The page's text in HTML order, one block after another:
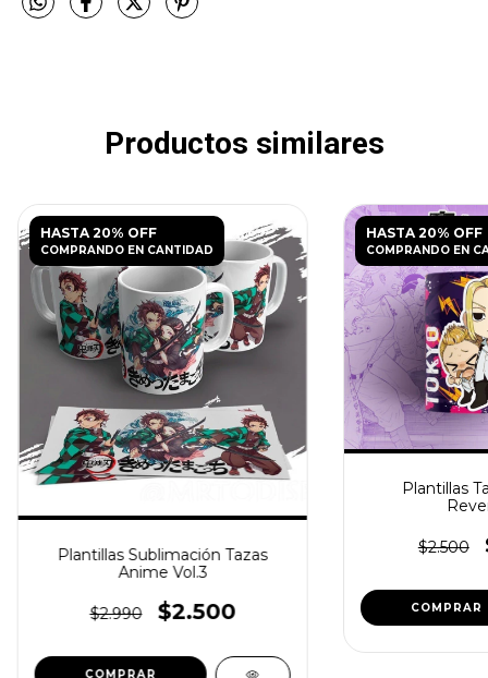
Productos similares
HASTA 20% OFF
COMPRANDO EN CANTIDAD
Plantillas Sublimación Tazas
Anime Vol.3
$2.990 $2.500
HASTA 20% OFF
COMPRANDO EN
Plantillas
$2.500